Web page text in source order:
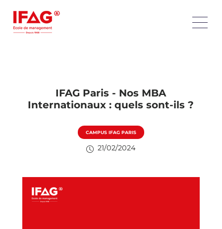
IFAG Paris - Nos MBA
Internationaux : quels sont-ils ?
CAMPUS IFAG PARIS
21/02/2024